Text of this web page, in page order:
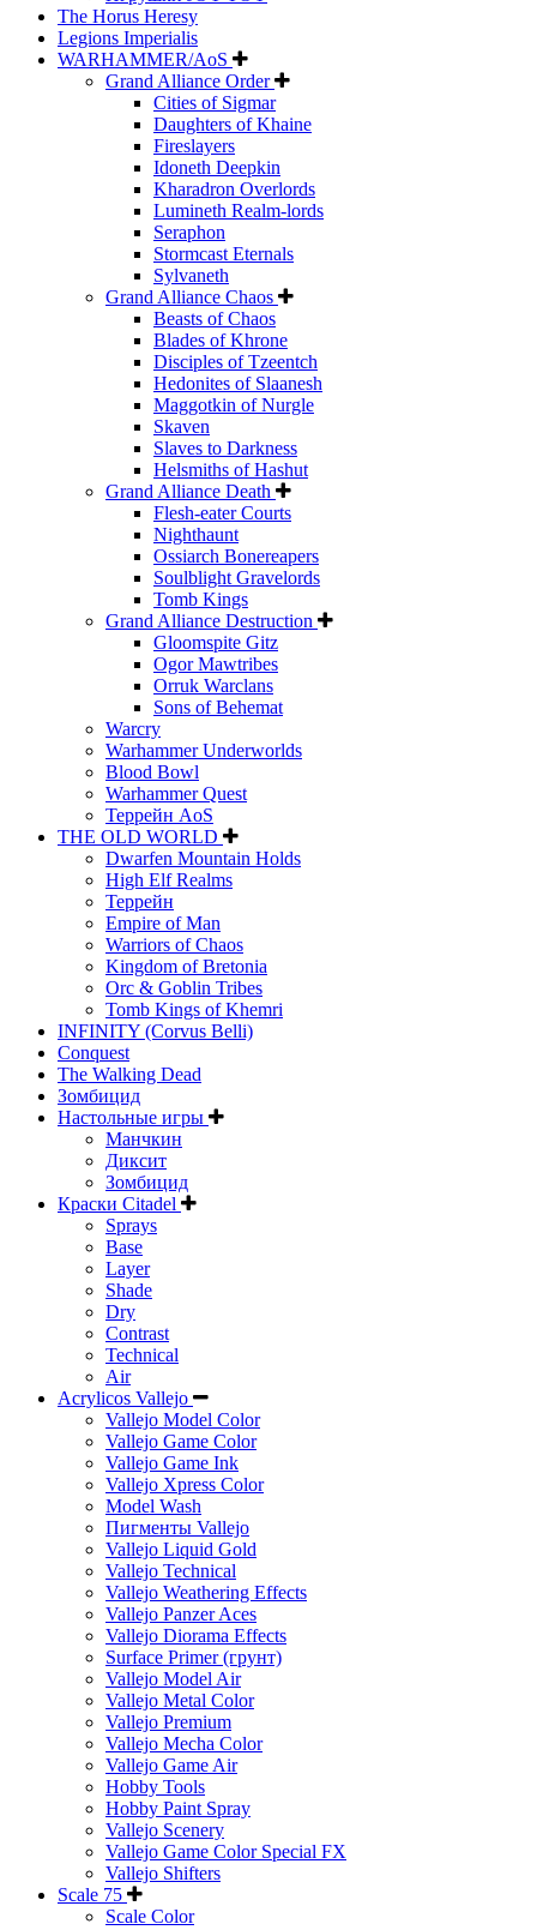
The Horus Heresy
Legions Imperialis
WARHAMMER/AoS
Grand Alliance Order
Cities of Sigmar
Daughters of Khaine
Fireslayers
Idoneth Deepkin
Kharadron Overlords
Lumineth Realm-lords
Seraphon
Stormcast Eternals
Sylvaneth
Grand Alliance Chaos
Beasts of Chaos
Blades of Khrone
Disciples of Tzeentch
Hedonites of Slaanesh
Maggotkin of Nurgle
Skaven
Slaves to Darkness
Helsmiths of Hashut
Grand Alliance Death
Flesh-eater Courts
Nighthaunt
Ossiarch Bonereapers
Soulblight Gravelords
Tomb Kings
Grand Alliance Destruction
Gloomspite Gitz
Ogor Mawtribes
Orruk Warclans
Sons of Behemat
Warcry
Warhammer Underworlds
Blood Bowl
Warhammer Quest
Террейн AoS
THE OLD WORLD
Dwarfen Mountain Holds
High Elf Realms
Террейн
Empire of Man
Warriors of Chaos
Kingdom of Bretonia
Orc & Goblin Tribes
Tomb Kings of Khemri
INFINITY (Corvus Belli)
Conquest
The Walking Dead
Зомбицид
Настольные игры
Манчкин
Диксит
Зомбицид
Краски Citadel
Sprays
Base
Layer
Shade
Dry
Contrast
Technical
Air
Acrylicos Vallejo
Vallejo Model Color
Vallejo Game Color
Vallejo Game Ink
Vallejo Xpress Color
Model Wash
Пигменты Vallejo
Vallejo Liquid Gold
Vallejo Technical
Vallejo Weathering Effects
Vallejo Panzer Aces
Vallejo Diorama Effects
Surface Primer (грунт)
Vallejo Model Air
Vallejo Metal Color
Vallejo Premium
Vallejo Mecha Color
Vallejo Game Air
Hobby Tools
Hobby Paint Spray
Vallejo Scenery
Vallejo Game Color Special FX
Vallejo Shifters
Scale 75
Scale Color